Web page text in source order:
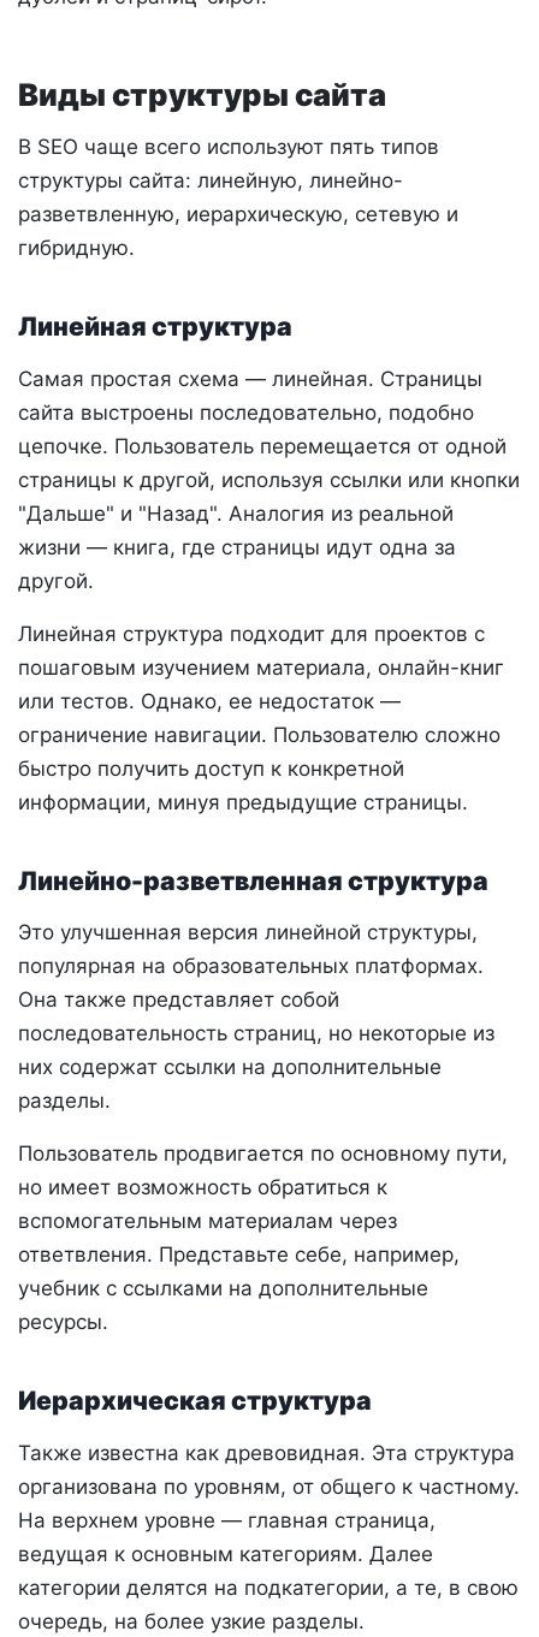
Виды структуры сайта
В SEO чаще всего используют пять типов
структуры сайта: линейную, линейно-
разветвленную, иерархическую, сетевую и
гибридную.
Линейная структура
Самая простая схема — линейная. Страницы
сайта выстроены последовательно, подобно
цепочке. Пользователь перемещается от одной
страницы к другой, используя ссылки или кнопки
"Дальше" и "Назад". Аналогия из реальной
жизни — книга, где страницы идут одна за
другой.
Линейная структура подходит для проектов с
пошаговым изучением материала, онлайн-книг
или тестов. Однако, ее недостаток —
ограничение навигации. Пользователю сложно
быстро получить доступ к конкретной
информации, минуя предыдущие страницы.
Линейно-разветвленная структура
Это улучшенная версия линейной структуры,
популярная на образовательных платформах.
Она также представляет собой
последовательность страниц, но некоторые из
них содержат ссылки на дополнительные
разделы.
Пользователь продвигается по основному пути,
но имеет возможность обратиться к
вспомогательным материалам через
ответвления. Представьте себе, например,
учебник с ссылками на дополнительные
ресурсы.
Иерархическая структура
Также известна как древовидная. Эта структура
организована по уровням, от общего к частному.
На верхнем уровне — главная страница,
ведущая к основным категориям. Далее
категории делятся на подкатегории, а те, в свою
очередь, на более узкие разделы.